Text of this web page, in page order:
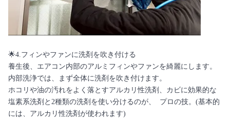
🌟4.フィンやファンに洗剤を吹き付ける
養生後、エアコン内部のアルミフィンやファンを綺麗にします。
内部洗浄では、まず全体に洗剤を吹き付けます。
ホコリや油の汚れをよく落とすアルカリ性洗剤、カビに効果的な
塩素系洗剤と2種類の洗剤を使い分けるのが、 プロの技。(基本的
には、アルカリ性洗剤が使われます)